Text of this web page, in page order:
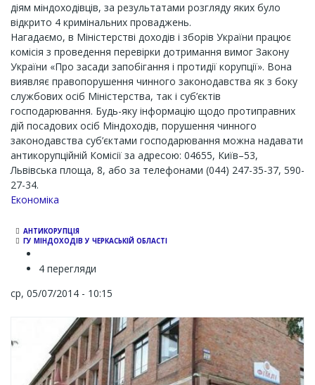
діям міндоходівців, за результатами розгляду яких було
відкрито 4 кримінальних проваджень.
Нагадаємо, в Міністерстві доходів і зборів України працює
комісія з проведення перевірки дотримання вимог Закону
України «Про засади запобігання і протидії корупції». Вона
виявляє правопорушення чинного законодавства як з боку
службових осіб Міністерства, так і суб’єктів
господарювання. Будь-яку інформацію щодо протиправних
дій посадових осіб Міндоходів, порушення чинного
законодавства суб’єктами господарювання можна надавати
антикорупційній Комісії за адресою: 04655, Київ–53,
Львівська площа, 8, або за телефонами (044) 247-35-37, 590-
27-34.
Економіка
АНТИКОРУПЦІЯ
ГУ МІНДОХОДІВ У ЧЕРКАСЬКІЙ ОБЛАСТІ
4 перегляди
ср, 05/07/2014 - 10:15